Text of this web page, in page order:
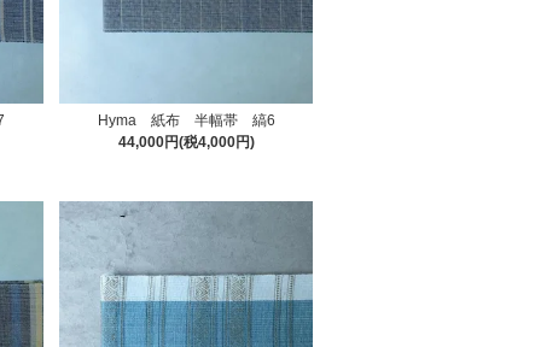
Hyma 紙布 半幅帯 縞6
44,000円(税4,000円)